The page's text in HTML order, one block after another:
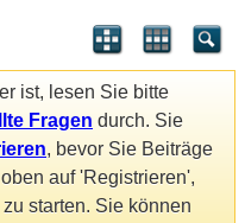
ist, lesen Sie bitte
Fragen durch. Sie
, bevor Sie Beiträge
auf 'Registrieren',
starten. Sie können